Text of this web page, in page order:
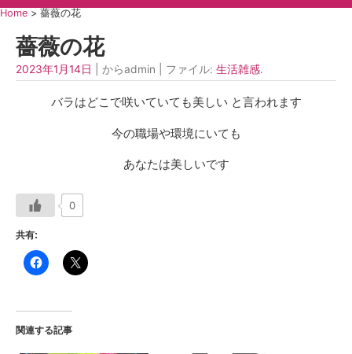
Home > 薔薇の花
薔薇の花
2023年1月14日 | からadmin | ファイル: 生活雑感.
バラはどこで咲いていても美しい と言われます
今の職場や環境にいても
あなたは美しいです
0
共有:
関連する記事